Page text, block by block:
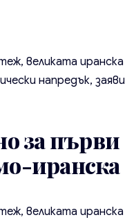
великата иранска
напредък, заяви
за първи
иранска
великата иранска